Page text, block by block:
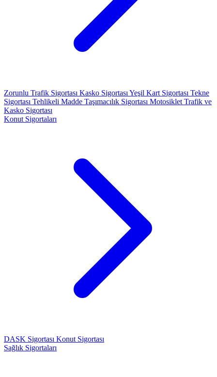
Zorunlu Trafik Sigortası Kasko Sigortası Yeşil Kart Sigortası Tekne
Sigortası Tehlikeli Madde Taşımacılık Sigortası Motosiklet Trafik ve
Kasko Sigortası
Konut Sigortaları
DASK Sigortası Konut Sigortası
Sağlık Sigortaları